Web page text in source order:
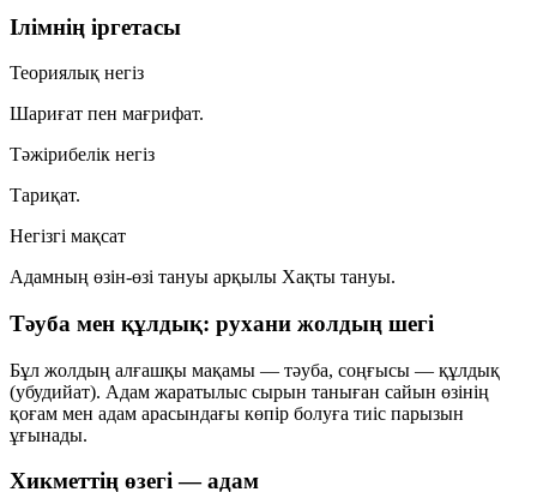
Ілімнің іргетасы
Теориялық негіз
Шариғат пен мағрифат.
Тәжірибелік негіз
Тариқат.
Негізгі мақсат
Адамның өзін-өзі тануы арқылы Хақты тануы.
Тәуба мен құлдық: рухани жолдың шегі
Бұл жолдың алғашқы мақамы — тәуба, соңғысы — құлдық
(убудийат). Адам жаратылыс сырын таныған сайын өзінің
қоғам мен адам арасындағы көпір болуға тиіс парызын
ұғынады.
Хикметтің өзегі — адам